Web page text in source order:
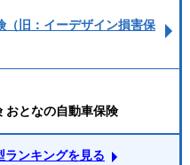
旧：イーデザイン損害保
おとなの自動車保険
ランキングを見る